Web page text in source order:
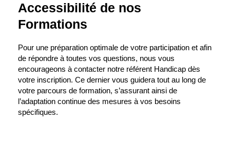
Accessibilité de nos
Formations
Pour une préparation optimale de votre participation et afin
de répondre à toutes vos questions, nous vous
encourageons à contacter notre référent Handicap dès
votre inscription. Ce dernier vous guidera tout au long de
votre parcours de formation, s’assurant ainsi de
l’adaptation continue des mesures à vos besoins
spécifiques.